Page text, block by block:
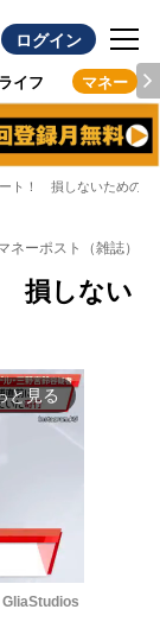
ログイン
ライフ マネー
ート！ 損しないための「
ネーポスト（雑誌）
損しない
と見る
GliaStudios